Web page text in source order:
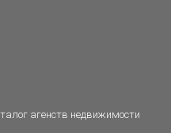
агенств недвижимости